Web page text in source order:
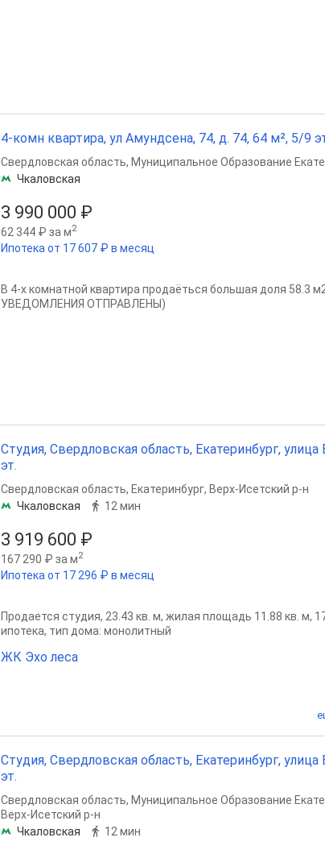
4-комн квартира, ул Амундсена, 74, д. 74, 64 м², 5/9
3 990 000 ₽
62 344 ₽ за м2
Ипотека от 17 607 ₽ в месяц
Свердловская область, Муниципальное Образование
Чкаловская
В 4-х комнатной квартира продаёться большая доля 58.3
УВЕДОМЛЕНИЯ ОТПРАВЛЕНЫ)
Студия, Свердловская область, Екатеринбург,
эт.
3 919 600 ₽
167 290 ₽ за м2
Ипотека от 17 296 ₽ в месяц
Свердловская область, Екатеринбург, Верх-Исетский р-н
Чкаловская
12 мин
Продается студия, 23.43 кв. м, жилая площадь 11.88 кв. м,
ипотека, тип дома: монолитный
ЖК Эхо леса
Студия, Свердловская область, Екатеринбург,
эт.
Свердловская область, Муниципальное Образование
Верх-Исетский р-н
Чкаловская
12 мин